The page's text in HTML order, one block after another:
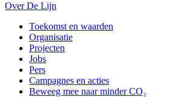
Over De Lijn
Toekomst en waarden
Organisatie
Projecten
Jobs
Pers
Campagnes en acties
Beweeg mee naar minder CO₂